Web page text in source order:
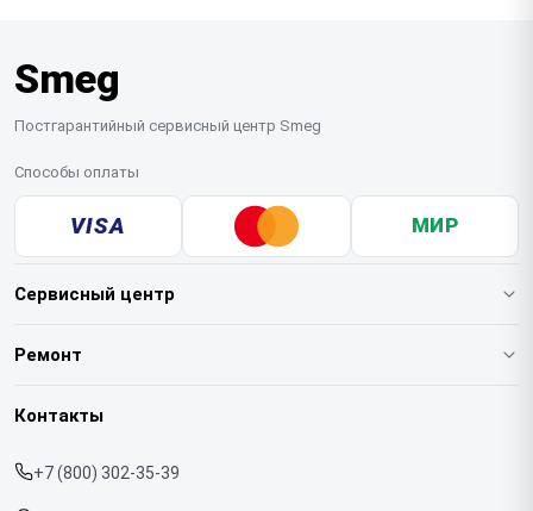
Smeg
Постгарантийный сервисный центр Smeg
Способы оплаты
VISA МИР
Сервисный центр
О нашем сервисе
Срочный ремонт
Ремонт
Кофемашин
Контакты
+7 (800) 302-35-39